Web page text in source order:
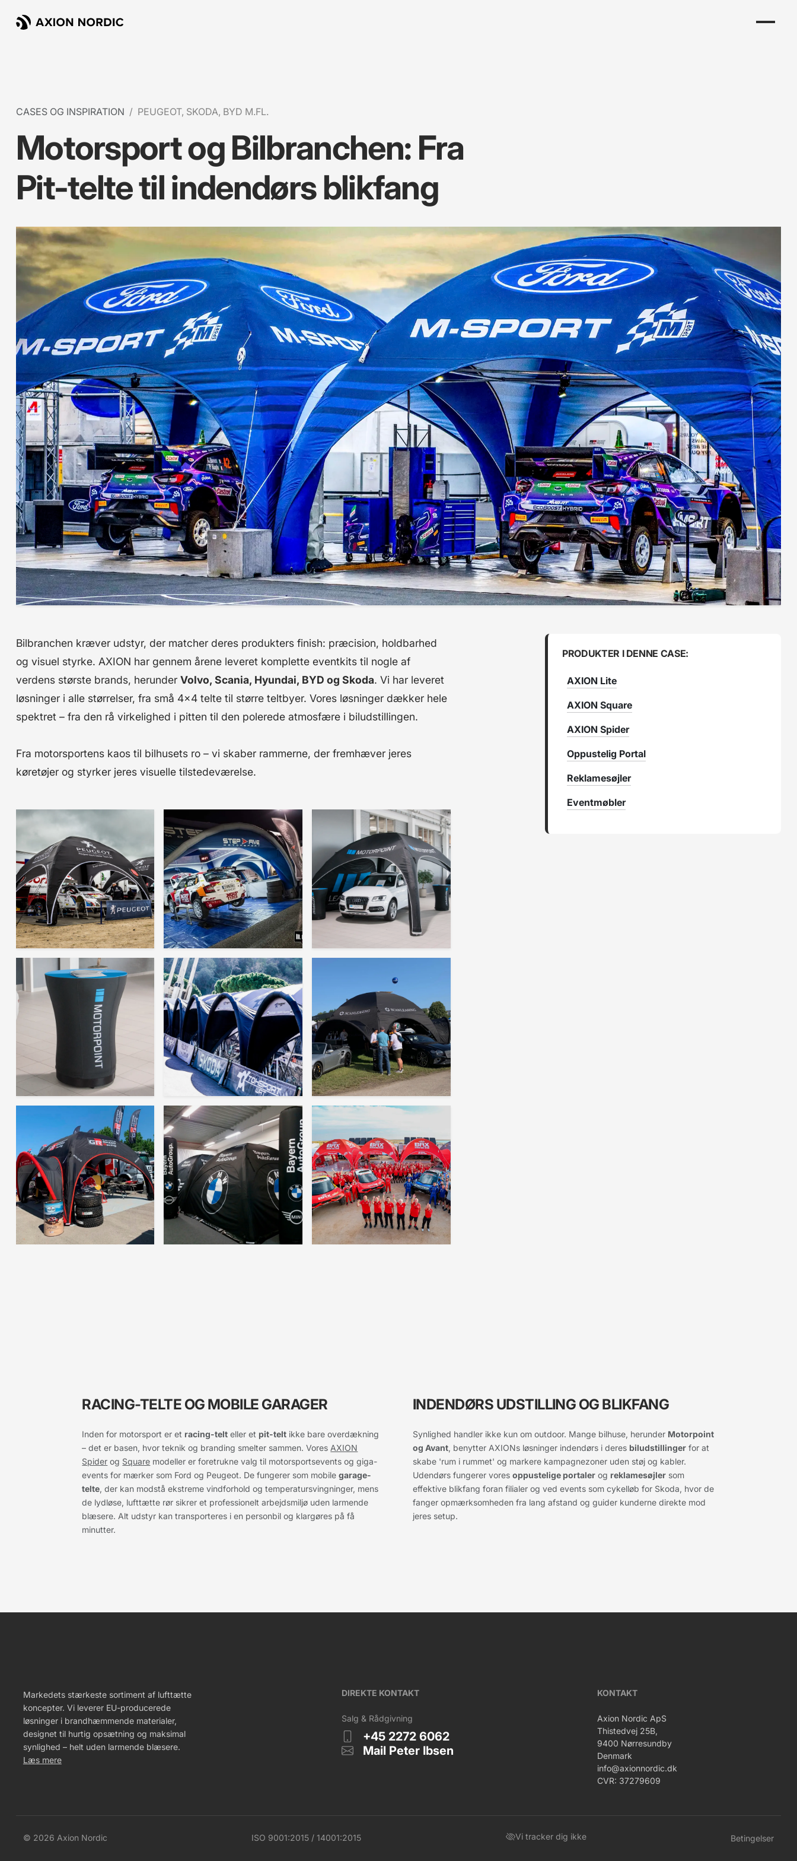
CASES OG INSPIRATION PEUGEOT, SKODA, BYD M.FL.
Motorsport og Bilbranchen: Fra
Pit-telte til indendørs blikfang
Bilbranchen kræver udstyr, der matcher deres produkters finish: præcision, holdbarhed
og visuel styrke. AXION har gennem årene leveret komplette eventkits til nogle af
verdens største brands, herunder Volvo, Scania, Hyundai, BYD og Skoda. Vi har leveret
løsninger i alle størrelser, fra små 4x4 telte til større teltbyer. Vores løsninger dækker hele
spektret – fra den rå virkelighed i pitten til den polerede atmosfære i biludstillingen.
Fra motorsportens kaos til bilhusets ro – vi skaber rammerne, der fremhæver jeres
køretøjer og styrker jeres visuelle tilstedeværelse.
PRODUKTER I DENNE CASE:
AXION Lite
AXION Square
AXION Spider
Oppustelig Portal
Reklamesøjler
Eventmøbler
RACING-TELTE OG MOBILE GARAGER
Inden for motorsport er et racing-telt eller et pit-telt ikke bare overdækning
– det er basen, hvor teknik og branding smelter sammen. Vores AXION
Spider og Square modeller er foretrukne valg til motorsportsevents og giga-
events for mærker som Ford og Peugeot. De fungerer som mobilegarage-
telte, der kan modstå ekstreme vindforhold og temperatursvingninger, mens
de lydløse, lufttætte rør sikrer et professionelt arbejdsmiljø uden larmende
blæsere. Alt udstyr kan transporteres i en personbil og klargøres på få
minutter.
INDENDØRS UDSTILLING OG BLIKFANG
Synlighed handler ikke kun om outdoor. Mange bilhuse, herunder Motorpoint
og Avant, benytter AXIONs løsninger indendørs i deres biludstillingerfor at
skabe 'rum i rummet' og markere kampagnezoner uden støj og kabler.
Udendørs fungerer vores oppustelige portalerog reklamesøjlersom
effektive blikfang foran filialer og ved events som cykelløb for Skoda, hvor de
fanger opmærksomheden fra lang afstand og guider kunderne direkte mod
jeres setup.
Markedets stærkeste sortiment af lufttætte
koncepter. Vi leverer EU-producerede
løsninger i brandhæmmende materialer,
designet til hurtig opsætning og maksimal
synlighed – helt uden larmende blæsere.
Læs mere
DIREKTE KONTAKT
Salg & Rådgivning
+45 2272 6062
Mail Peter Ibsen
KONTAKT
Axion Nordic ApS
Thistedvej 25B,
9400 Nørresundby
Denmark
info@axionnordic.dk
CVR: 37279609
© 2026 Axion Nordic ISO 9001:2015 / 14001:2015 Vi tracker dig ikke Betingelser